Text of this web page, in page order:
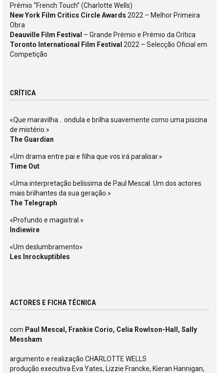
Prémio “French Touch” (Charlotte Wells)
New York Film Critics Circle Awards 2022 – Melhor Primeira
Obra
Deauville Film Festival – Grande Prémio e Prémio da Crítica
Toronto International Film Festival 2022 – Selecção Oficial em
Competição
CRÍTICA
«Que maravilha… ondula e brilha suavemente como uma piscina
de mistério.»
The Guardian
«Um drama entre pai e filha que vos irá paralisar.»
Time Out
«Uma interpretação belíssima de Paul Mescal. Um dos actores
mais brilhantes da sua geração.»
The Telegraph
«Profundo e magistral.»
Indiewire
«Um deslumbramento»
Les Inrockuptibles
ACTORES E FICHA TÉCNICA
com Paul Mescal, Frankie Corio, Celia Rowlson-Hall, Sally
Messham
argumento e realização CHARLOTTE WELLS
produção executiva Eva Yates, Lizzie Francke, Kieran Hannigan,